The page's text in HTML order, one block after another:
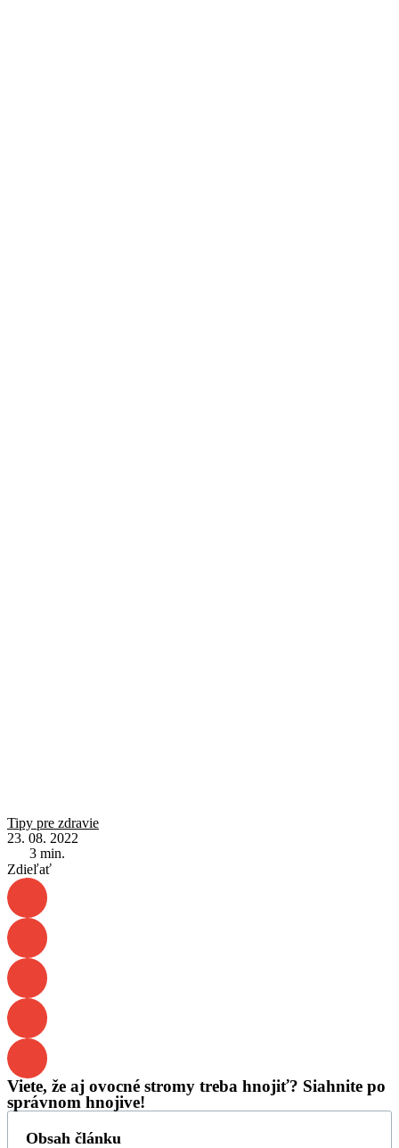
Tipy pre zdravie
23. 08. 2022
3 min.
Zdieľať
Viete, že aj ovocné stromy treba hnojiť? Siahnite po
správnom hnojive!
Obsah článku